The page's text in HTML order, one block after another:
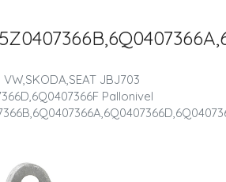
JBJ703
Pallonivel